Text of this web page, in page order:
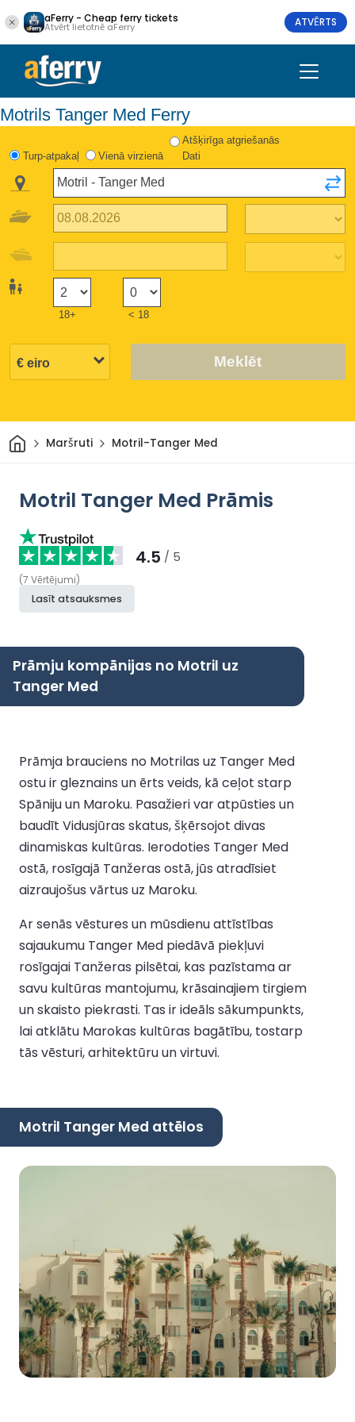
aFerry - Cheap ferry tickets
Atvērt lietotnē aFerry ATVĒRTS
Motrils Tanger Med Ferry
Turp-atpakaļ Vienā virzienā
Atšķirīga atgriešanās
Dati
18+ < 18
Meklēt
Sākums
Maršruti Motril-Tanger Med
Motril Tanger Med Prāmis
4.5 / 5
(7 Vērtējumi)
Lasīt atsauksmes
Prāmju kompānijas no Motril uz
Tanger Med
Prāmja brauciens no Motrilas uz Tanger Med
ostu ir gleznains un ērts veids, kā ceļot starp
Spāniju un Maroku. Pasažieri var atpūsties un
baudīt Vidusjūras skatus, šķērsojot divas
dinamiskas kultūras. Ierodoties Tanger Med
ostā, rosīgajā Tanžeras ostā, jūs atradīsiet
aizraujošus vārtus uz Maroku.
Ar senās vēstures un mūsdienu attīstības
sajaukumu Tanger Med piedāvā piekļuvi
rosīgajai Tanžeras pilsētai, kas pazīstama ar
savu kultūras mantojumu, krāsainajiem tirgiem
un skaisto piekrasti. Tas ir ideāls sākumpunkts,
lai atklātu Marokas kultūras bagātību, tostarp
tās vēsturi, arhitektūru un virtuvi.
Motril Tanger Med attēlos